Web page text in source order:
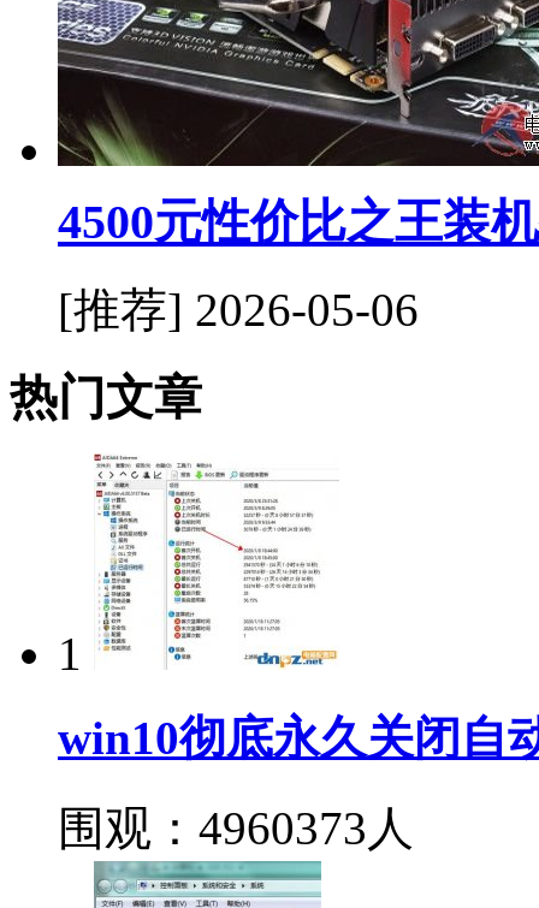
4500元性价比之王装
[推荐] 2026-05-06
热门文章
1
win10彻底永久关闭自
围观：4960373人